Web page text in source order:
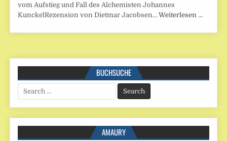
vom Aufstieg und Fall des Alchemisten Johannes
KunckelRezension von Dietmar Jacobsen…Weiterlesen …
BUCHSUCHE
Search
for:
AMAURY